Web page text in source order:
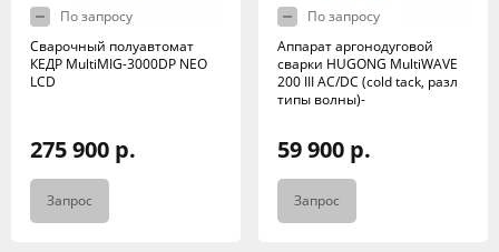
По запросу
Сварочный полуавтомат
КЕДР MultiMIG-3000DP NEO
LCD
275 900 р.
Запрос
По запросу
Аппарат аргонодуговой
сварки HUGONG MultiWAVE
200 III AC/DC (cold tack, разл
типы волны)-
59 900 р.
Запрос